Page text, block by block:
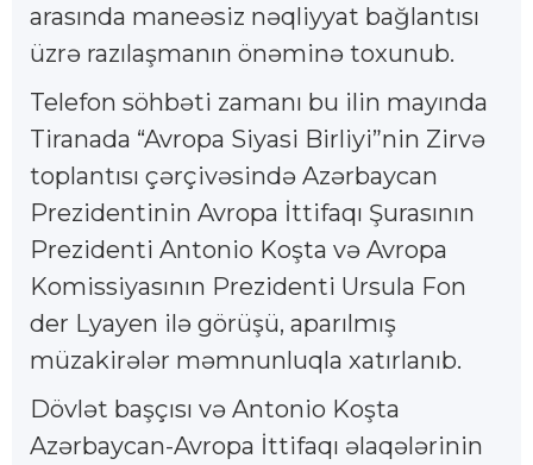
arasında maneəsiz nəqliyyat bağlantısı
üzrə razılaşmanın önəminə toxunub.
Telefon söhbəti zamanı bu ilin mayında
Tiranada “Avropa Siyasi Birliyi”nin Zirvə
toplantısı çərçivəsində Azərbaycan
Prezidentinin Avropa İttifaqı Şurasının
Prezidenti Antonio Koşta və Avropa
Komissiyasının Prezidenti Ursula Fon
der Lyayen ilə görüşü, aparılmış
müzakirələr məmnunluqla xatırlanıb.
Dövlət başçısı və Antonio Koşta
Azərbaycan-Avropa İttifaqı əlaqələrinin